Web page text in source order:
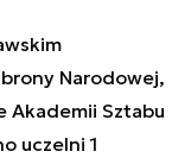
Narodowej,
Akademii Sztabu
uczelni 1